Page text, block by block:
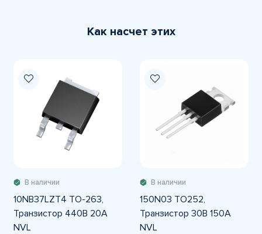
Как насчет этих
В наличии
10NB37LZT4 TO-263,
Транзистор 440В 20А
NVL
В наличии
150N03 TO252,
Транзистор 30В 150А
NVL